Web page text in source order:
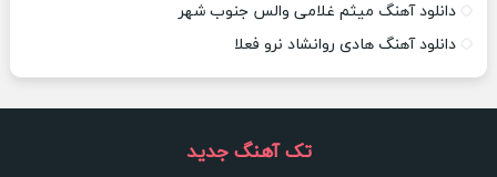
دانلود آهنگ میثم غلامی والس جنوب شهر
دانلود آهنگ هادی روانشاد نرو فعلا
تک آهنگ جدید